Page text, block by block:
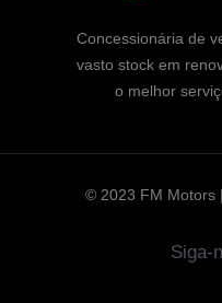
Concessionária de
vasto stock em
o melhor
© 2023 FM Motors
Siga-